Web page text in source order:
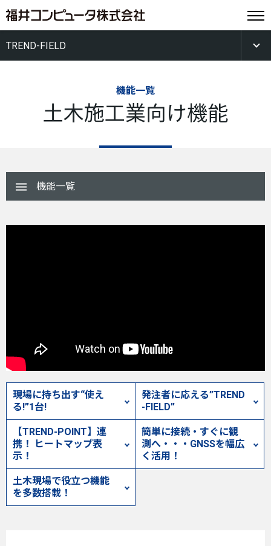
TREND-FIELD
機能一覧
土木施工業向け機能
機能一覧
現場に持ち出す“使え
る!”1台!
発注者に応える”TREND
-FIELD”
【TREND-POINT】連
携！ ヒートマップ表
示！
簡単に接続・すぐに観
測へ・・・ GNSSを幅広
く活用！
土木現場で役立つ機能
を多数搭載！